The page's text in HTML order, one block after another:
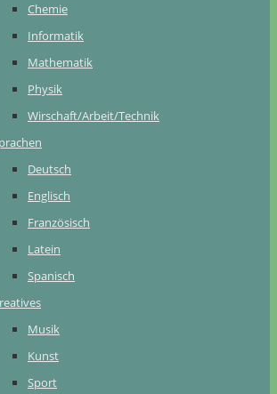
Chemie
Informatik
Mathematik
Physik
Wirschaft/Arbeit/Technik
Deutsch
Englisch
Französisch
Latein
Spanisch
Musik
Kunst
Sport